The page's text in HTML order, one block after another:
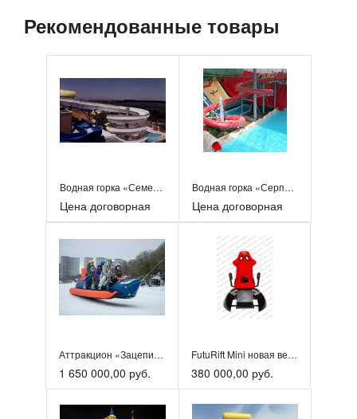
Рекомендованные товары
Водная горка «Семейный раффтинг»
Цена договорная
Водная горка «Серпантин»
Цена договорная
Аттракцион «Зацепись-прокатись»
1 650 000,00 руб.
FutuRift Mini новая версия популярного аттракциона
380 000,00 руб.